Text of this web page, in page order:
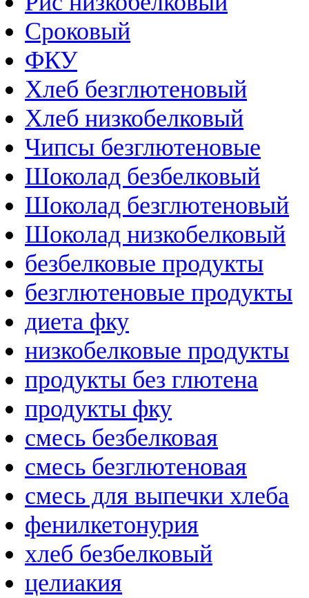
Сроковый
ФКУ
Хлеб безглютеновый
Хлеб низкобелковый
Чипсы безглютеновые
Шоколад безбелковый
Шоколад безглютеновый
Шоколад низкобелковый
безбелковые продукты
безглютеновые продукты
диета фку
низкобелковые продукты
продукты без глютена
продукты фку
смесь безбелковая
смесь безглютеновая
смесь для выпечки хлеба
фенилкетонурия
хлеб безбелковый
целиакия